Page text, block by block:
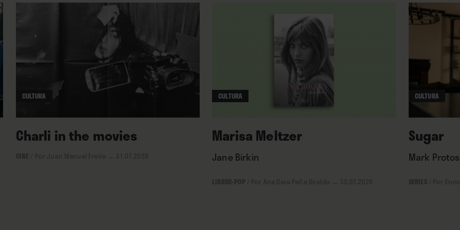
CULTURA
Charli in the movies
CULTURA
Marisa Meltzer
Jane Birkin
CULTURA
Sugar
Mark